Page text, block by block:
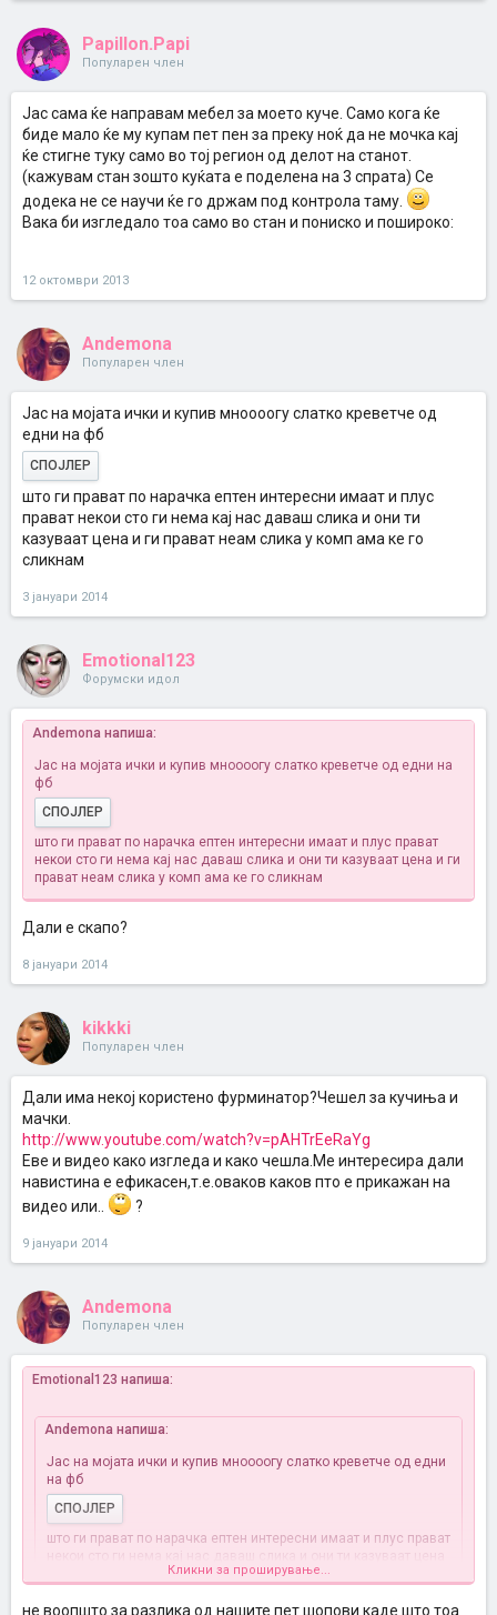
Papillon.Papi
Популарен член
Јас сама ќе направам мебел за моето куче. Само кога ќе
биде мало ќе му купам пет пен за преку ноќ да не мочка кај
ќе стигне туку само во тој регион од делот на станот.
(кажувам стан зошто куќата е поделена на 3 спрата) Се
додека не се научи ќе го држам под контрола таму.
Вака би изгледало тоа само во стан и пониско и пошироко:
12 октомври 2013
Andemona
Популарен член
Јас на мојата ички и купив мноооогу слатко креветче од
едни на фб
СПОЈЛЕР
што ги прават по нарачка ептен интересни имаат и плус
прават некои сто ги нема кај нас даваш слика и они ти
казуваат цена и ги прават неам слика у комп ама ке го
сликнам
3 јануари 2014
Emotional123
Форумски идол
Andemona напиша:
Јас на мојата ички и купив мноооогу слатко креветче од едни на
фб
СПОЈЛЕР
што ги прават по нарачка ептен интересни имаат и плус прават
некои сто ги нема кај нас даваш слика и они ти казуваат цена и ги
прават неам слика у комп ама ке го сликнам
Дали е скапо?
8 јануари 2014
kikkki
Популарен член
Дали има некој користено фурминатор?Чешел за кучиња и
мачки.
http://www.youtube.com/watch?v=pAHTrEeRaYg
Еве и видео како изгледа и како чешла.Ме интересира дали
навистина е ефикасен,т.е.оваков каков пто е прикажан на
видео или..
?
9 јануари 2014
Andemona
Популарен член
Emotional123 напиша:
Andemona напиша:
Јас на мојата ички и купив мноооогу слатко креветче од едни
на фб
СПОЈЛЕР
што ги прават по нарачка ептен интересни имаат и плус прават
и ги прават неам слика у комп ама ке го сликнам
Кликни за проширување...
не воопшто за разлика од нашите пет шопови каде што тоа